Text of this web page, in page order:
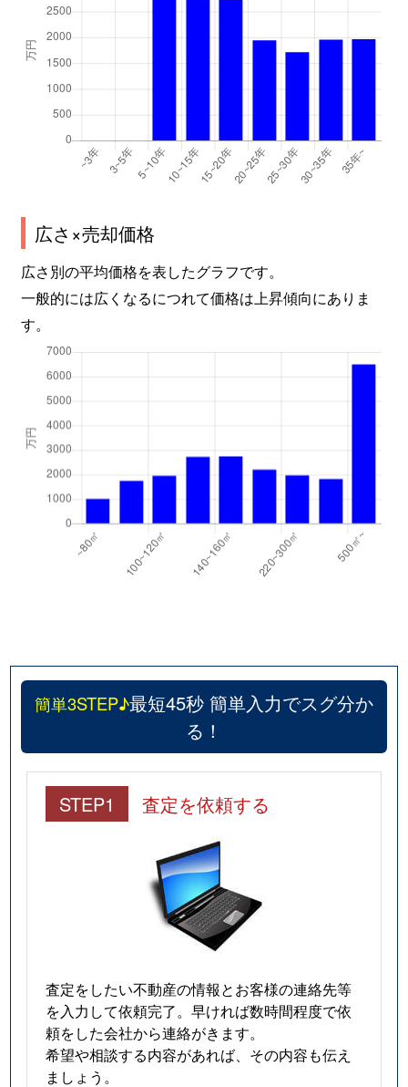
広さ×売却価格
広さ別の平均価格を表したグラフです。
一般的には広くなるにつれて価格は上昇傾向にありま
す。
簡単3STEP♪最短45秒 簡単入力でスグ分か
る！
STEP1 査定を依頼する
査定をしたい不動産の情報とお客様の連絡先等
を入力して依頼完了。早ければ数時間程度で依
頼をした会社から連絡がきます。
希望や相談する内容があれば、その内容も伝え
ましょう。